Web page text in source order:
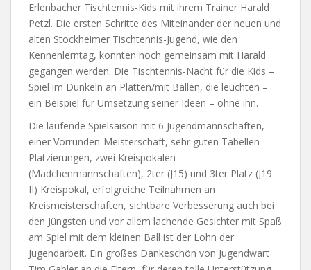
Erlenbacher Tischtennis-Kids mit ihrem Trainer Harald
Petzl. Die ersten Schritte des Miteinander der neuen und
alten Stockheimer Tischtennis-Jugend, wie den
Kennenlerntag, konnten noch gemeinsam mit Harald
gegangen werden. Die Tischtennis-Nacht für die Kids –
Spiel im Dunkeln an Platten/mit Bällen, die leuchten –
ein Beispiel für Umsetzung seiner Ideen – ohne ihn.
Die laufende Spielsaison mit 6 Jugendmannschaften,
einer Vorrunden-Meisterschaft, sehr guten Tabellen-
Platzierungen, zwei Kreispokalen
(Mädchenmannschaften), 2ter (J15) und 3ter Platz (J19
II) Kreispokal, erfolgreiche Teilnahmen an
Kreismeisterschaften, sichtbare Verbesserung auch bei
den Jüngsten und vor allem lachende Gesichter mit Spaß
am Spiel mit dem kleinen Ball ist der Lohn der
Jugendarbeit. Ein großes Dankeschön von Jugendwart